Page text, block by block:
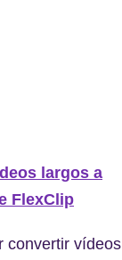
largos a
FlexClip
convertir vídeos